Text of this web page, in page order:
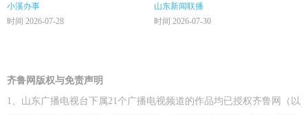
小溪办事
时间 2026-07-28
山东新闻联播
时间 2026-07-30
齐鲁网版权与免责声明
1、山东广播电视台下属21个广播电视频道的作品均已授权齐鲁网（以